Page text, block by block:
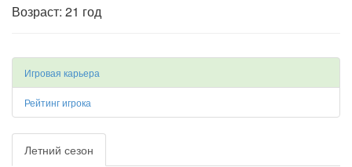
Возраст: 21 год
Игровая карьера
Рейтинг игрока
Летний сезон